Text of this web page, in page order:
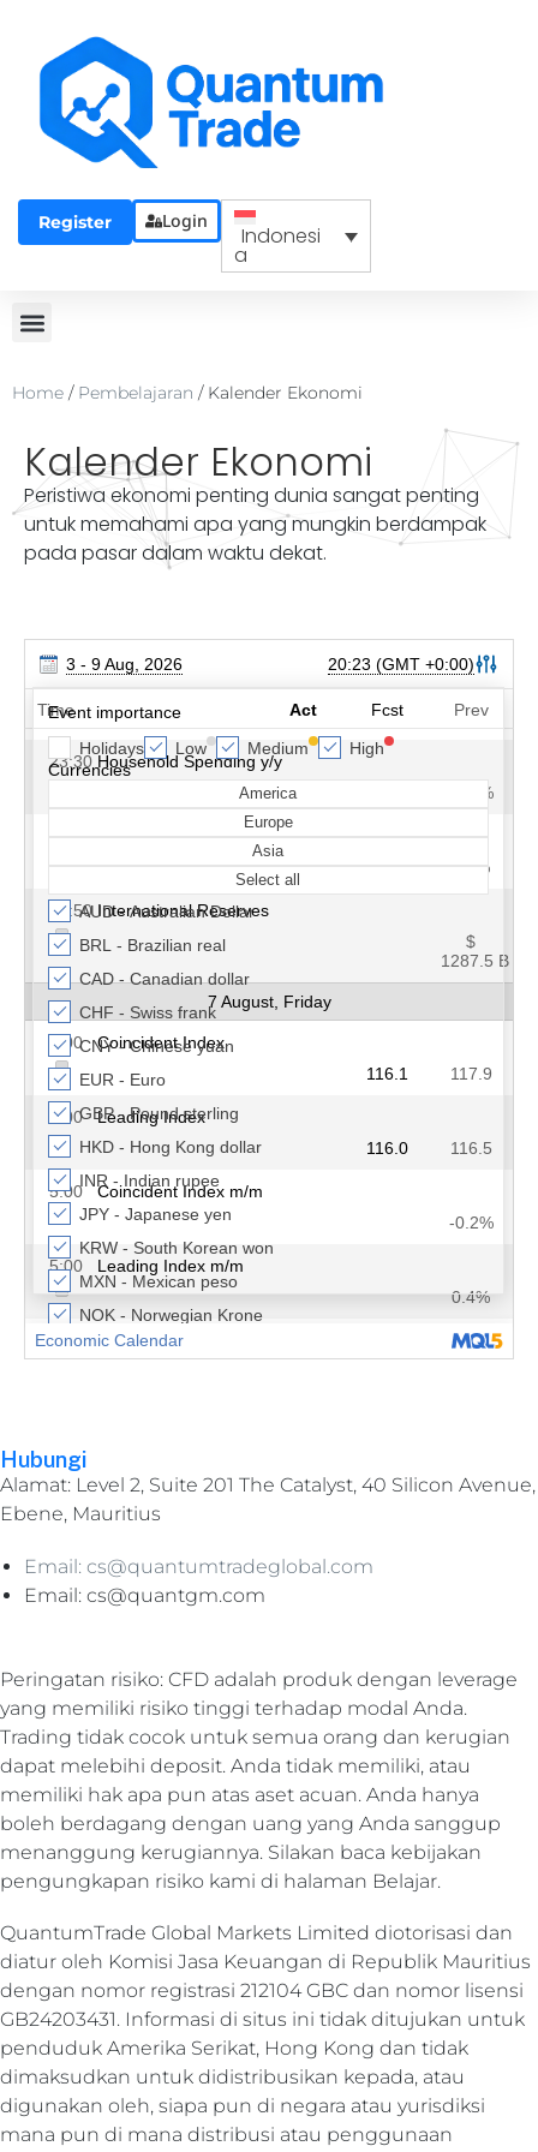
Register Login
Indonesi
a
Home / Pembelajaran / Kalender Ekonomi
Kalender Ekonomi
Peristiwa ekonomi penting dunia sangat penting
untuk memahami apa yang mungkin berdampak
pada pasar dalam waktu dekat.
Hubungi
Alamat: Level 2, Suite 201 The Catalyst, 40 Silicon Avenue,
Ebene, Mauritius
Email: cs@quantumtradeglobal.com
Email: cs@quantgm.com
Peringatan risiko: CFD adalah produk dengan leverage
yang memiliki risiko tinggi terhadap modal Anda.
Trading tidak cocok untuk semua orang dan kerugian
dapat melebihi deposit. Anda tidak memiliki, atau
memiliki hak apa pun atas aset acuan. Anda hanya
boleh berdagang dengan uang yang Anda sanggup
menanggung kerugiannya. Silakan baca kebijakan
pengungkapan risiko kami di halaman Belajar.
QuantumTrade Global Markets Limited diotorisasi dan
diatur oleh Komisi Jasa Keuangan di Republik Mauritius
dengan nomor registrasi 212104 GBC dan nomor lisensi
GB24203431. Informasi di situs ini tidak ditujukan untuk
penduduk Amerika Serikat, Hong Kong dan tidak
dimaksudkan untuk didistribusikan kepada, atau
digunakan oleh, siapa pun di negara atau yurisdiksi
mana pun di mana distribusi atau penggunaan